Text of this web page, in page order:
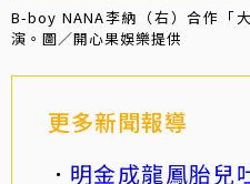
B-boy NANA李納（右）合作「
演。圖／開心果娛樂提供
更多新聞報導
明金成龍鳳胎兒